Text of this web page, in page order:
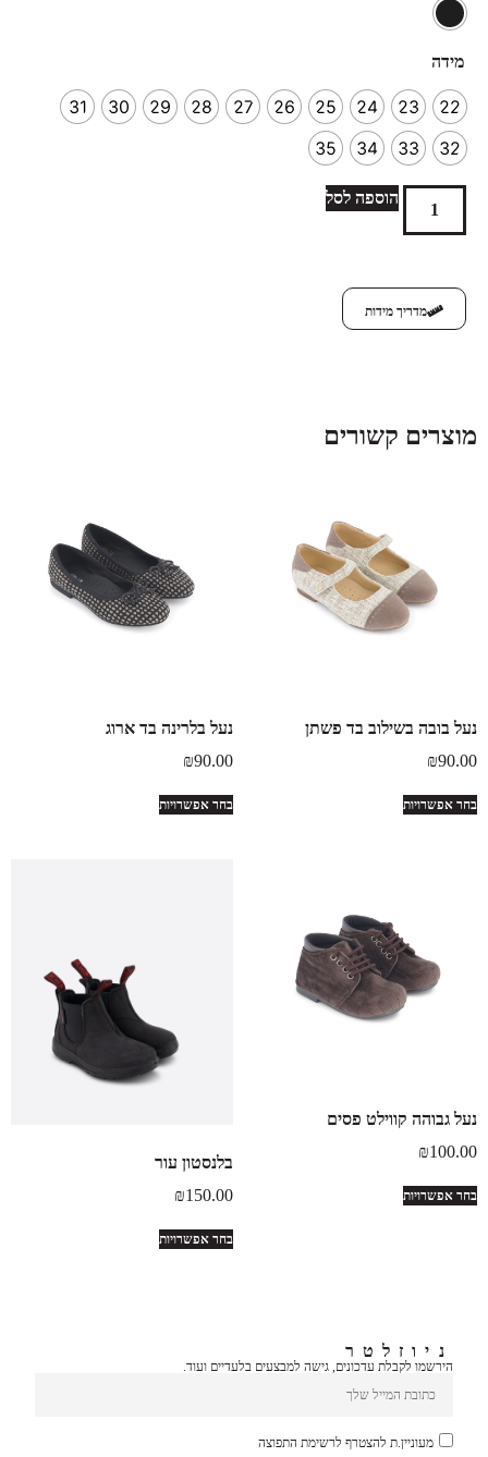
מידה
22
23
24
25
26
27
28
29
30
31
32
33
34
35
הוספה לסל
מדריך מידות
מוצרים קשורים
נעל בובה בשילוב בד פשתן
₪90.00
בחר אפשרויות
נעל בלרינה בד ארוג
₪90.00
בחר אפשרויות
נעל גבוהה קווילט פסים
₪100.00
בחר אפשרויות
בלנסטון עור
₪150.00
בחר אפשרויות
ניוזלטר
הירשמו לקבלת עדכונים, גישה למבצעים בלעדיים ועוד.
מעוניין.ת להצטרף לרשימת התפוצה